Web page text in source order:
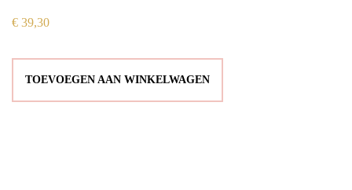
€ 39,30
TOEVOEGEN AAN WINKELWAGEN